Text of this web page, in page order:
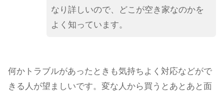
なり詳しいので、どこが空き家なのかを
よく知っています。
何かトラブルがあったときも気持ちよく対応などがで
きる人が望ましいです。変な人から買うとあとあと面